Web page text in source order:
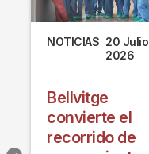
NOTICIAS 20 Julio
2026
Bellvitge
convierte el
recorrido de